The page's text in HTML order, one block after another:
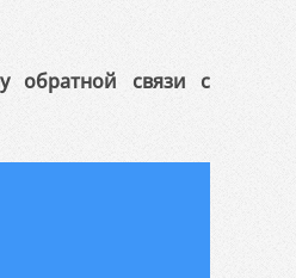
обратной связи с